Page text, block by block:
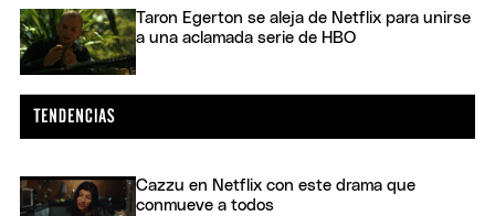
Taron Egerton se aleja de Netflix para unirse
a una aclamada serie de HBO
Cazzu en Netflix con este drama que
conmueve a todos